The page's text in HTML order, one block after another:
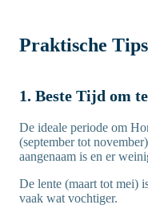
Praktische
1. Beste Tijd om
De ideale periode om
(september tot
aangenaam is en er
De lente (maart tot mei)
vaak wat vochtiger.